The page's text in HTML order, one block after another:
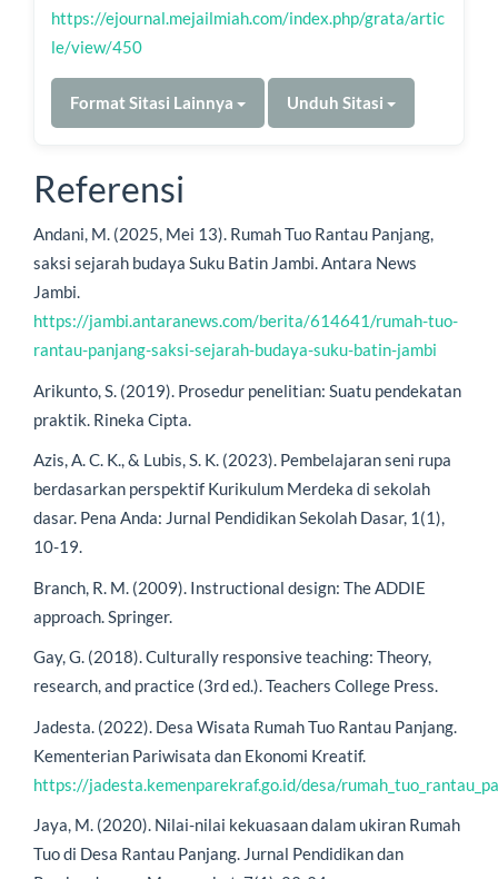
https://ejournal.mejailmiah.com/index.php/grata/artic
le/view/450
Format Sitasi Lainnya Unduh Sitasi
Referensi
Andani, M. (2025, Mei 13). Rumah Tuo Rantau Panjang,
saksi sejarah budaya Suku Batin Jambi. Antara News
Jambi.
https://jambi.antaranews.com/berita/614641/rumah-tuo-
rantau-panjang-saksi-sejarah-budaya-suku-batin-jambi
Arikunto, S. (2019). Prosedur penelitian: Suatu pendekatan
praktik. Rineka Cipta.
Azis, A. C. K., & Lubis, S. K. (2023). Pembelajaran seni rupa
berdasarkan perspektif Kurikulum Merdeka di sekolah
dasar. Pena Anda: Jurnal Pendidikan Sekolah Dasar, 1(1),
10-19.
Branch, R. M. (2009). Instructional design: The ADDIE
approach. Springer.
Gay, G. (2018). Culturally responsive teaching: Theory,
research, and practice (3rd ed.). Teachers College Press.
Jadesta. (2022). Desa Wisata Rumah Tuo Rantau Panjang.
Kementerian Pariwisata dan Ekonomi Kreatif.
https://jadesta.kemenparekraf.go.id/desa/
Jaya, M. (2020). Nilai-nilai kekuasaan dalam ukiran Rumah
Tuo di Desa Rantau Panjang. Jurnal Pendidikan dan